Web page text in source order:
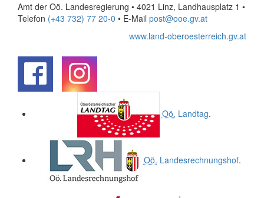
Amt der Oö. Landesregierung • 4021 Linz, Landhausplatz 1 •
Telefon (+43 732) 77 20-0 • E-Mail post@ooe.gv.at
www.land-oberoesterreich.gv.at
Oö. Landtag.
Oö. Landesrechnungshof.